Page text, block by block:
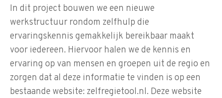
In dit project bouwen we een nieuwe
werkstructuur rondom zelfhulp die
ervaringskennis gemakkelijk bereikbaar maakt
voor iedereen. Hiervoor halen we de kennis en
ervaring op van mensen en groepen uit de regio en
zorgen dat al deze informatie te vinden is op een
bestaande website: zelfregietool.nl. Deze website